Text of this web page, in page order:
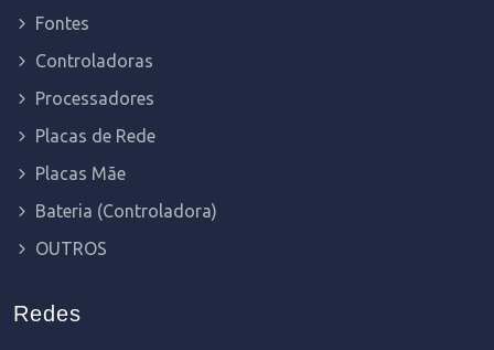
Fontes
Controladoras
Processadores
Placas de Rede
Placas Mãe
Bateria (Controladora)
OUTROS
Redes